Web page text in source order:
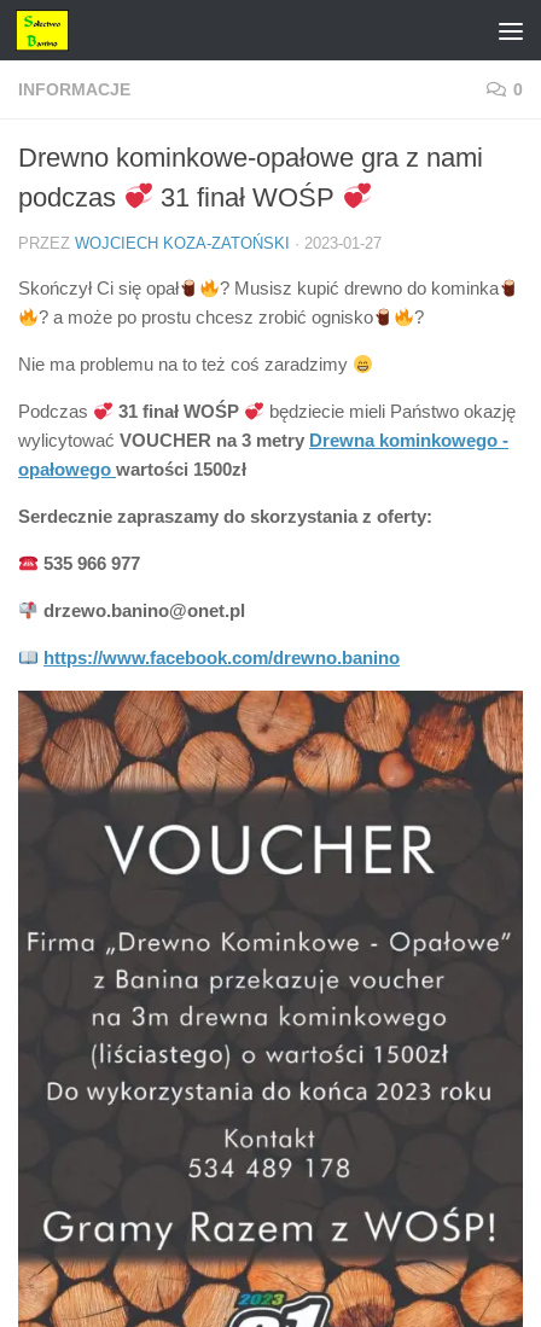
Przejdź do treści
INFORMACJE 0
Drewno kominkowe-opałowe gra z nami
podczas
31 finał WOŚP
PRZEZ WOJCIECH KOZA-ZATOŃSKI · 2023-01-27
Skończył Ci się opał
? Musisz kupić drewno do kominka
? a może po prostu chcesz zrobić ognisko
?
Nie ma problemu na to też coś zaradzimy
Podczas 31 finał WOŚP
będziecie mieli Państwo okazję
wylicytować VOUCHER na 3 metry Drewna kominkowego -
opałowego wartości 1500zł
Serdecznie zapraszamy do skorzystania z oferty:
535 966 977
drzewo.banino@onet.pl
https://www.facebook.com/drewno.banino